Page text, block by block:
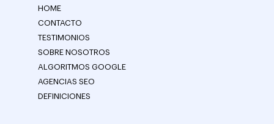
HOME
CONTACTO
TESTIMONIOS
SOBRE NOSOTROS
ALGORITMOS GOOGLE
AGENCIAS SEO
DEFINICIONES